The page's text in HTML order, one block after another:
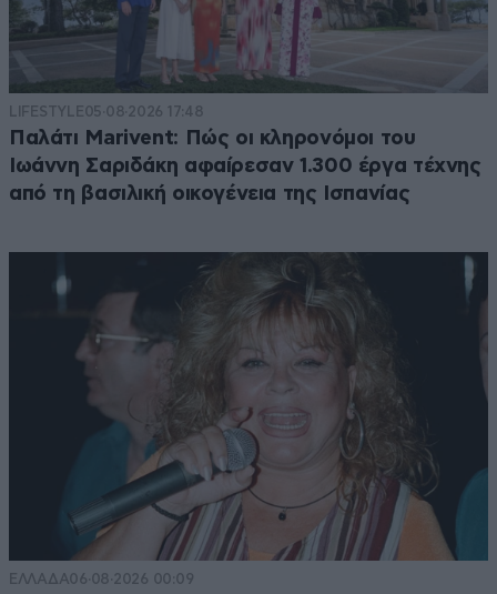
LIFESTYLE05·08·2026 17:48
Παλάτι Marivent: Πώς οι κληρονόμοι του
Ιωάννη Σαριδάκη αφαίρεσαν 1.300 έργα τέχνης
από τη βασιλική οικογένεια της Ισπανίας
ΕΛΛΑΔΑ06·08·2026 00:09